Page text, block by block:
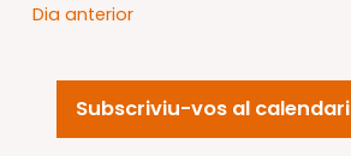
Dia anterior
Subscriviu-vos al calendari